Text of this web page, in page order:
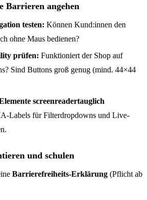
Barrieren angehen
testen: Können Kund:innen den
ohne Maus bedienen?
prüfen: Funktioniert der Shop auf
Sind Buttons groß genug (mind. 44×44
screenreadertauglich
Labels für Filterdropdowns und Live-
und schulen
Barrierefreiheits-Erklärung (Pflicht ab